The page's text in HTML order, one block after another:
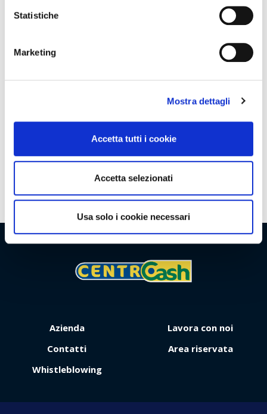
Statistiche
Marketing
Mostra dettagli
Accetta tutti i cookie
Accetta selezionati
Usa solo i cookie necessari
Categorie
Aggiornamenti
Iniziative commerciali
Territorio
Azienda
Lavora con noi
Contatti
Area riservata
Whistleblowing